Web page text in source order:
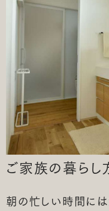
ご家族の暮ら
朝の忙しい時間に